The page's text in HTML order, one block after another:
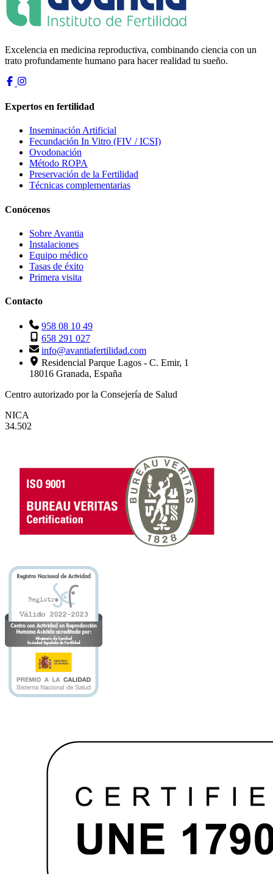
Excelencia en medicina reproductiva, combinando ciencia con un
trato profundamente humano para hacer realidad tu sueño.
Expertos en fertilidad
Inseminación Artificial
Fecundación In Vitro (FIV / ICSI)
Ovodonación
Método ROPA
Preservación de la Fertilidad
Técnicas complementarias
Conócenos
Sobre Avantia
Instalaciones
Equipo médico
Tasas de éxito
Primera visita
Contacto
958 08 10 49
658 291 027
info@avantiafertilidad.com
Residencial Parque Lagos - C. Emir, 1
18016 Granada, España
Centro autorizado por la Consejería de Salud
NICA
34.502